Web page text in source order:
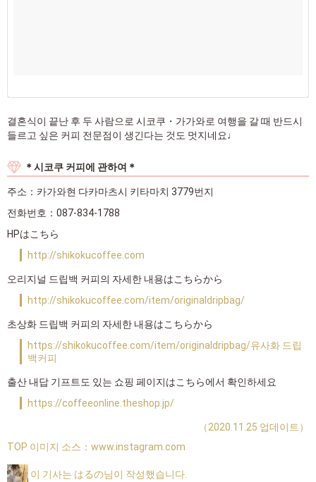
결혼식이 끝난 후 두 사람으로 시코쿠・가가와로 여행을 갈 때 반드시
들르고 싶은 커피 전문점이 생긴다는 것도 멋지네요♩
＊시코쿠 커피에 관하여＊
주소：카가와현 다카마츠시 키타마치 3779번지
전화번호：087-834-1788
HPはこちら
http://shikokucoffee.com
오리지널 드립백 커피의 자세한 내용はこちらから
http://shikokucoffee.com/item/originaldripbag/
초상화 드립백 커피의 자세한 내용はこちらから
https://shikokucoffee.com/item/originaldripbag/유사화 드립
백커피
출산 내답 기프트도 있는 쇼핑 페이지はこちら에서 확인하세요
https://coffeeonline.theshop.jp/
（2020.11.25 업데이트）
TOP 이미지 소스： www.instagram.com
이 기사는 はるの님이 작성했습니다.